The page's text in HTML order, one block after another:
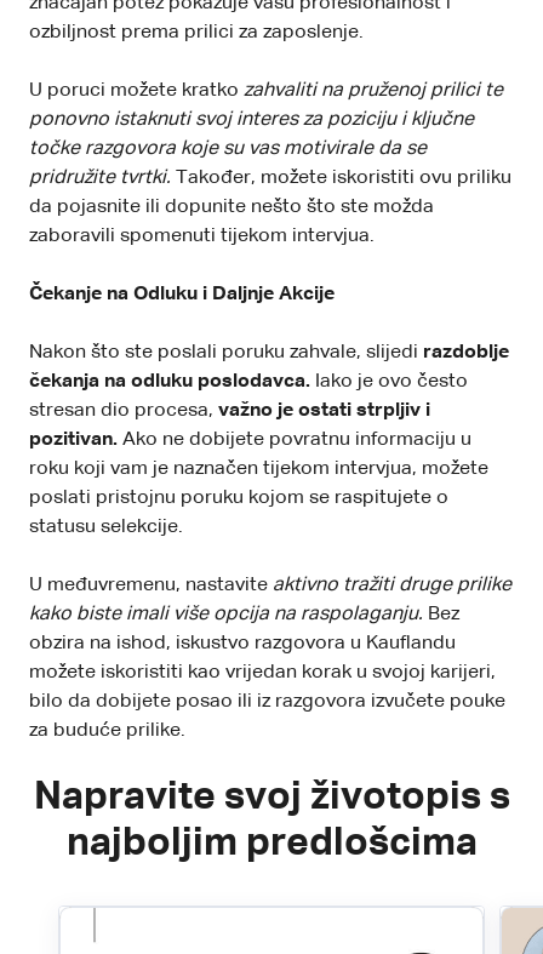
ozbiljnost prema prilici za zaposlenje.
U poruci možete kratko zahvaliti na pruženoj prilici te
ponovno istaknuti svoj interes za poziciju i ključne
točke razgovora koje su vas motivirale da se
pridružite tvrtki.
Također, možete iskoristiti ovu priliku
da pojasnite ili dopunite nešto što ste možda
zaboravili spomenuti tijekom intervjua.
Čekanje na Odluku i Daljnje Akcije
Nakon što ste poslali poruku zahvale, slijedi razdoblje
čekanja na odluku poslodavca. Iako je ovo često
stresan dio procesa, važno je ostati strpljiv i
pozitivan. Ako ne dobijete povratnu informaciju u
roku koji vam je naznačen tijekom intervjua, možete
poslati pristojnu poruku kojom se raspitujete o
statusu selekcije.
U međuvremenu, nastavite aktivno tražiti druge prilike
kako biste imali više opcija na raspolaganju. Bez
obzira na ishod, iskustvo razgovora u Kauflandu
možete iskoristiti kao vrijedan korak u svojoj karijeri,
bilo da dobijete posao ili iz razgovora izvučete pouke
za buduće prilike.
Napravite svoj životopis s
najboljim predlošcima